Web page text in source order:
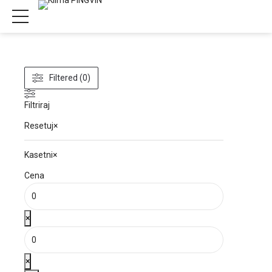
Filtered (0)
Filtriraj
Resetuj×
Kasetni×
Cena
×
×